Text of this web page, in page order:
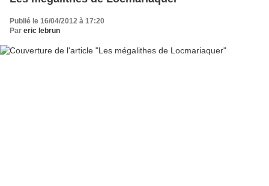
Publié le 16/04/2012 à 17:20
Par eric lebrun